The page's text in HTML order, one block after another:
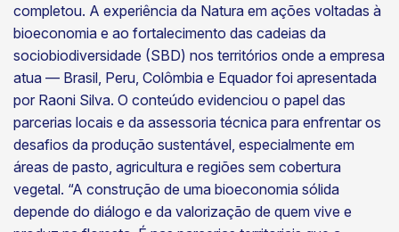
completou. A experiência da Natura em ações voltadas à
bioeconomia e ao fortalecimento das cadeias da
sociobiodiversidade (SBD) nos territórios onde a empresa
atua — Brasil, Peru, Colômbia e Equador foi apresentada
por Raoni Silva. O conteúdo evidenciou o papel das
parcerias locais e da assessoria técnica para enfrentar os
desafios da produção sustentável, especialmente em
áreas de pasto, agricultura e regiões sem cobertura
vegetal. “A construção de uma bioeconomia sólida
depende do diálogo e da valorização de quem vive e